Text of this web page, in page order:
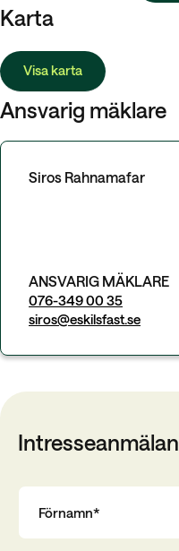
Karta
Visa karta
Ansvarig mäklare
Siros Rahnamafar
ANSVARIG MÄKLARE
076-349 00 35
siros@eskilsfast.se
Intresseanmälan